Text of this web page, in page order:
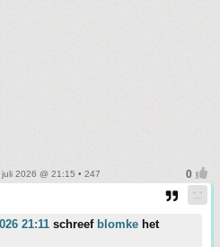
2026 @ 21:15 • 247
21:11 schreef blomke het